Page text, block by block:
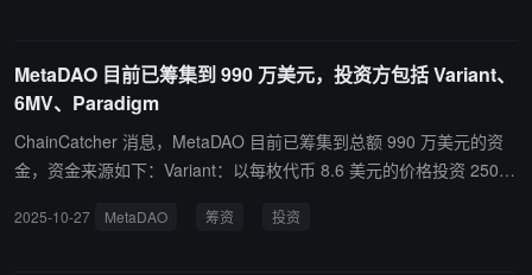
概率的“yes”，合计盈利超 50 万美元。
MetaDAO 目前已筹集到 990 万美元，投资方包括 Variant、
6MV、Paradigm
ChainCatcher 消息，MetaDAO 目前已筹集到总额 990 万美元的资
金，资金来源如下：Variant：以每枚代币 8.6 美元的价格投资 250
radigm：以每枚代币 7.83 美元的价格投资 590 万美元，加大投资力
2025-10-27 MetaDAO 筹资 投资